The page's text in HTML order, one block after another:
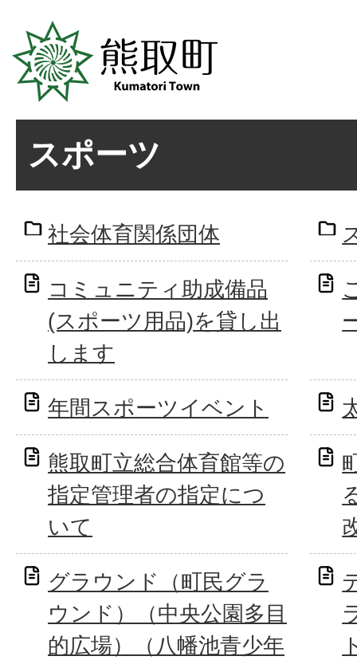
スポーツ
社会体育関係団体
コミュニティ助成備品
(スポーツ用品)を貸し出
します
年間スポーツイベント
熊取町立総合体育館等の
指定管理者の指定につ
いて
グラウンド（町民グラ
ウンド）（中央公園多目
的広場）（八幡池青少年